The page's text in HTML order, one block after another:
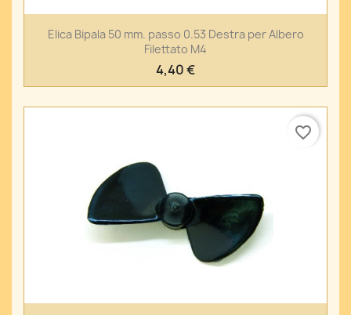
Elica Bipala 50 mm. passo 0.53 Destra per Albero
Filettato M4
4,40 €
favorite_border